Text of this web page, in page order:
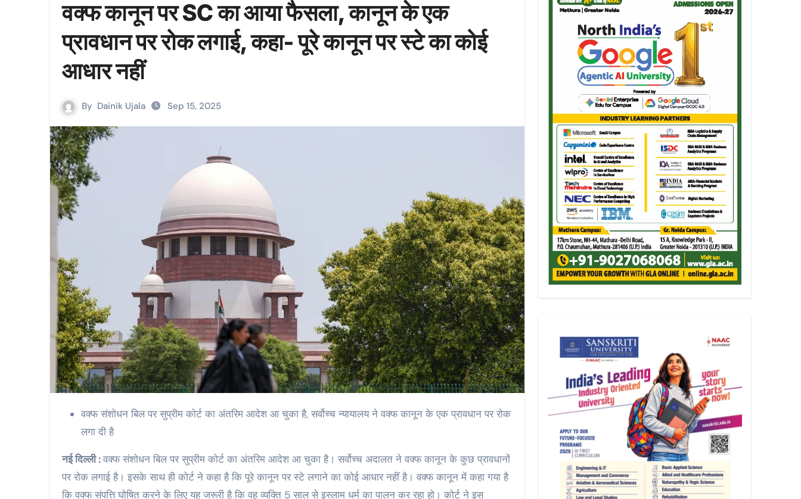
वक्फ कानून पर SC का आया फैसला, कानून के एक
प्रावधान पर रोक लगाई, कहा- पूरे कानून पर स्टे का कोई
आधार नहीं
By Dainik Ujala Sep 15, 2025
वक्फ संशोधन बिल पर सुप्रीम कोर्ट का अंतरिम आदेश आ चुका है, सर्वोच्च न्यायालय ने वक्फ कानून के एक प्रावधान पर रोक
लगा दी है
नई दिल्ली :वक्फ संशोधन बिल पर सुप्रीम कोर्ट का अंतरिम आदेश आ चुका है। सर्वोच्च अदालत ने वक्फ कानून के कुछ प्रावधानों
पर रोक लगाई है। इसके साथ ही कोर्ट ने कहा है कि पूरे कानून पर स्टे लगाने का कोई आधार नहीं है। वक्फ कानून में कहा गया है
कि वक्फ संपत्ति घोषित करने के लिए यह जरूरी है कि वह व्यक्ति 5 साल से इस्लाम धर्म का पालन कर रहा हो। कोर्ट ने इस